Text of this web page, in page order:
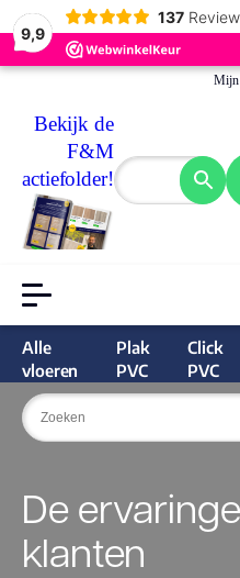
9,9
137
Mijn
Bekijk de
F&M
actiefolder!
Alle
vloeren
Plak
PVC
Click
PVC
De
klanten